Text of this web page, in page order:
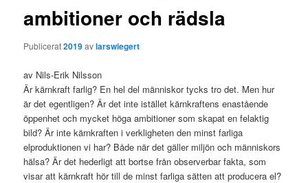
ambitioner och rädsla
Publicerat2019avlarswiegert
av Nils-Erik Nilsson
Är kärnkraft farlig? En hel del människor tycks tro det. Men hur
är det egentligen? Är det inte istället kärnkraftens enastående
öppenhet och mycket höga ambitioner som skapat en felaktig
bild? Är inte kärnkraften i verkligheten den minst farliga
elproduktionen vi har? Både när det gäller miljön och människors
hälsa? Är det hederligt att bortse från observerbar fakta, som
visar att kärnkraft hör till de minst farliga sätten att producera el?